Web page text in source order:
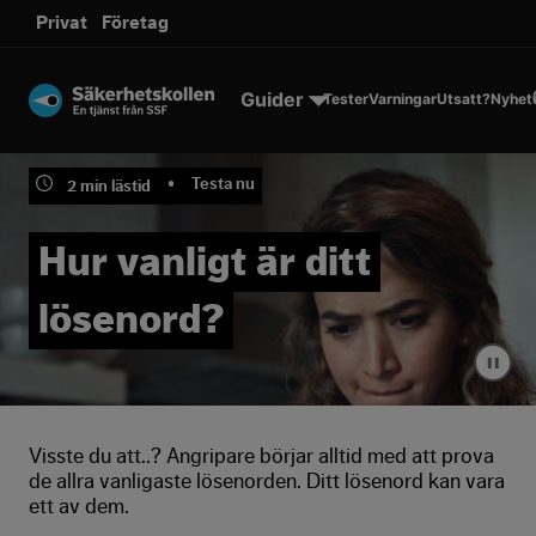
sms.
Privat Företag
Guider TesterVarningarUtsatt?
2 min lästid • Testa nu
Hur vanligt är ditt
lösenord?
Visste du att..? Angripare börjar alltid med att prova
de allra vanligaste lösenorden. Ditt lösenord kan vara
ett av dem.